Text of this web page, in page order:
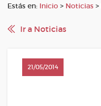
Estás en: Inicio > Noticias >
Ir a Noticias
21/05/2014